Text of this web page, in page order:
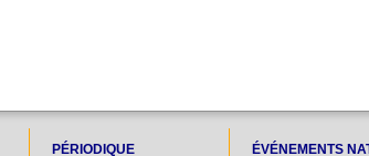
PÉRIODIQUE ÉVÉNEMENTS